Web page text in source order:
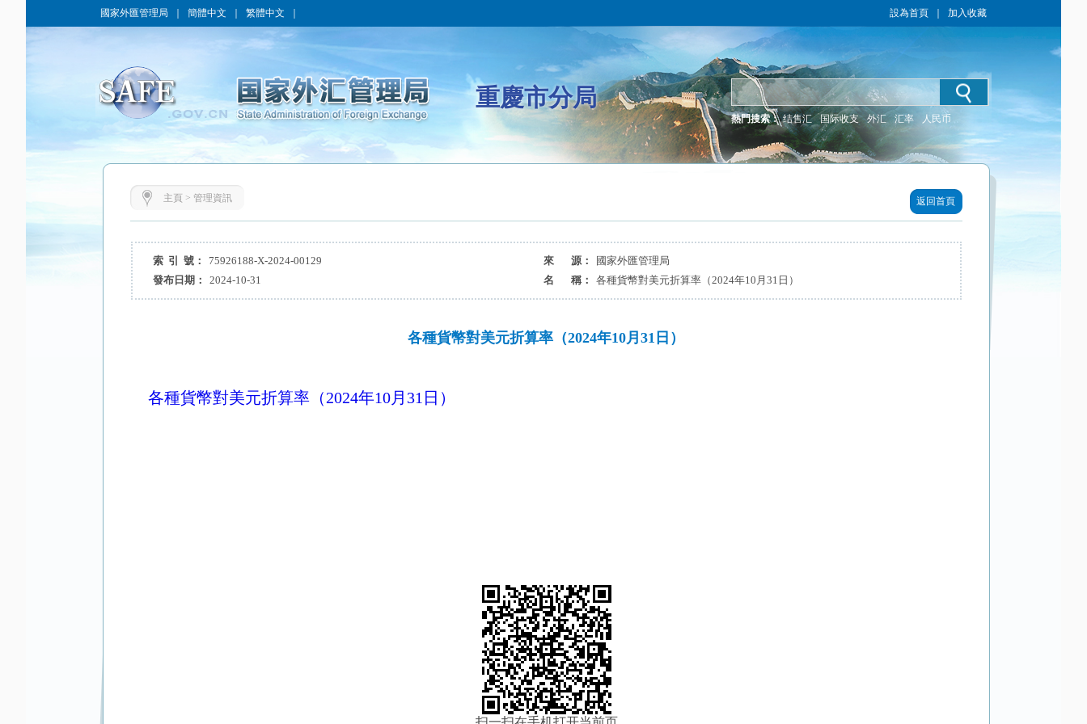
國家外匯管理局 簡體中文 繁體中文 設為首頁 加入收藏
重慶市分局
熱門搜索： 结售汇 国际收支 外汇 汇率 人民币
主頁 > 管理資訊 返回首頁
索 引 號： 75926188-X-2024-00129 來 源：
國家外匯管理局
發布日期：
2024-10-31 名 稱： 各種貨幣對美元折算率（2024年10月31日）
各種貨幣對美元折算率（2024年10月31日）
各種貨幣對美元折算率（2024年10月31日）